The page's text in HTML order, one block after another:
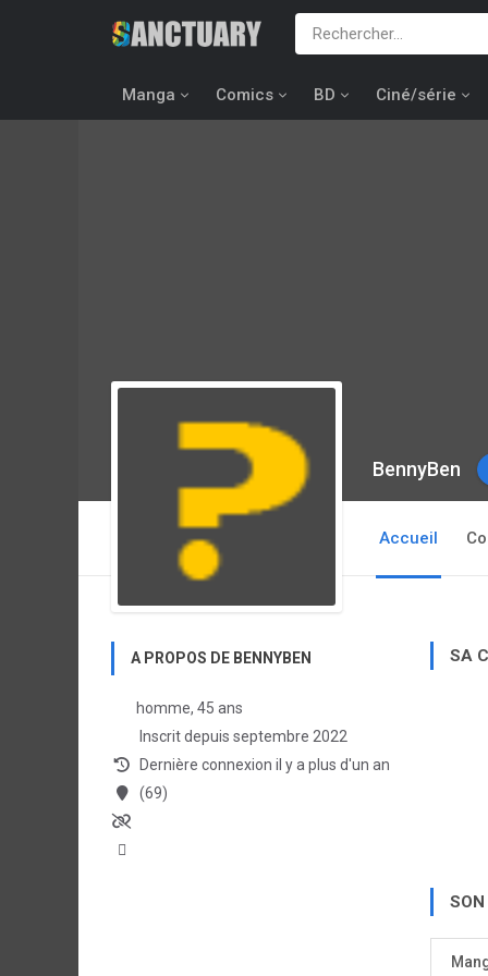
Manga Comics BD Ciné/série
BennyBen
Accueil
A PROPOS DE BENNYBEN
homme, 45 ans
Inscrit depuis septembre 2022
Dernière connexion il y a plus d'un an
(69)
SA